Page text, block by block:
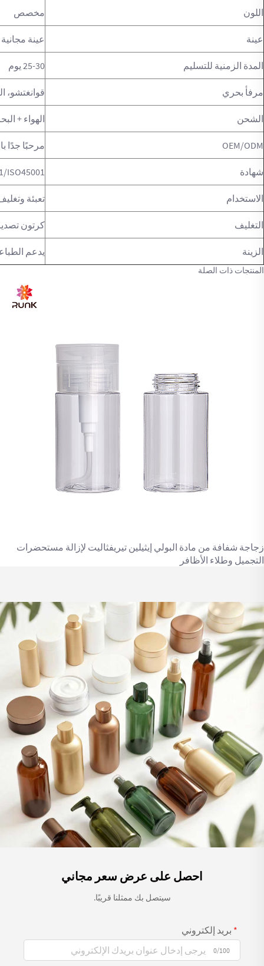
اللون مخصص
عينة عينة مجانية
المدة الزمنية للتسليم 25-30 يوم
مرفأ بحري قوانغتشو،
الشحن الهواء +
OEM/ODM مرحبًا جدًا
شهادة ISO45001
الاستخدام تعبئة
التغليف كرتون
الزينة يدعم
المنتجات ذات الصلة
زجاجة شفافة من مادة البولي إيثيلين تيريفثاليت لإزالة مستحضرات
التجميل وطلاء الأظافر
احصل على عرض سعر مجاني
سيتصل بك ممثلنا قريبًا.
بريد إلكتروني
0/100